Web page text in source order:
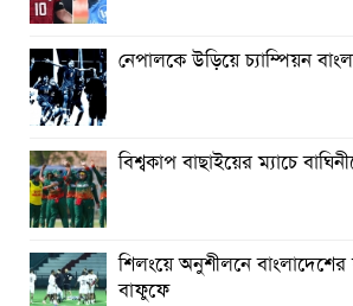
নেপালকে উড়িয়ে চ্যাম্পিয়ন
বিশ্বকাপ বাছাইয়ের ম্যাচে
শিলংয়ে অনুশীলনে
বাফুফে